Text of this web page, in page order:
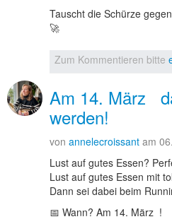
Tauscht die Schürze
🚀
Zum Kommentieren bitte
Am 14. März
werden!
von annelecroissant am
Lust auf gutes Essen?
Lust auf gutes Essen mit
Dann sei dabei beim
📅 Wann? Am 14. März !